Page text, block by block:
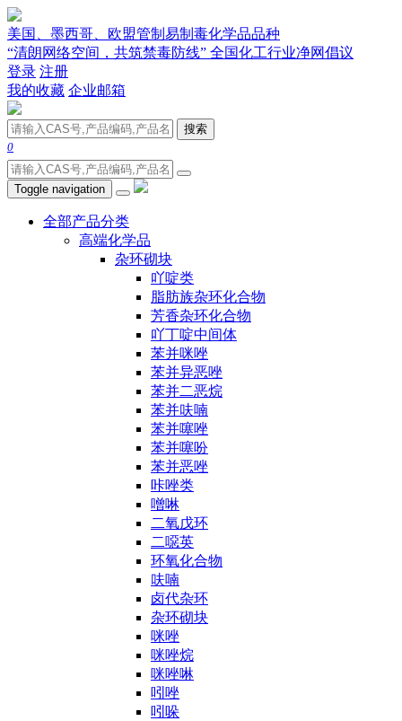
美国、墨西哥、欧盟管制易制毒化学品品种
“清朗网络空间，共筑禁毒防线” 全国化工行业净网倡议
登录 注册
我的收藏 企业邮箱
搜索
0
Toggle navigation
全部产品分类
高端化学品
杂环砌块
吖啶类
脂肪族杂环化合物
芳香杂环化合物
吖丁啶中间体
苯并咪唑
苯并异恶唑
苯并二恶烷
苯并呋喃
苯并噻唑
苯并噻吩
苯并恶唑
咔唑类
噌啉
二氧戊环
二噁英
环氧化合物
呋喃
卤代杂环
杂环砌块
咪唑
咪唑烷
咪唑啉
吲唑
吲哚